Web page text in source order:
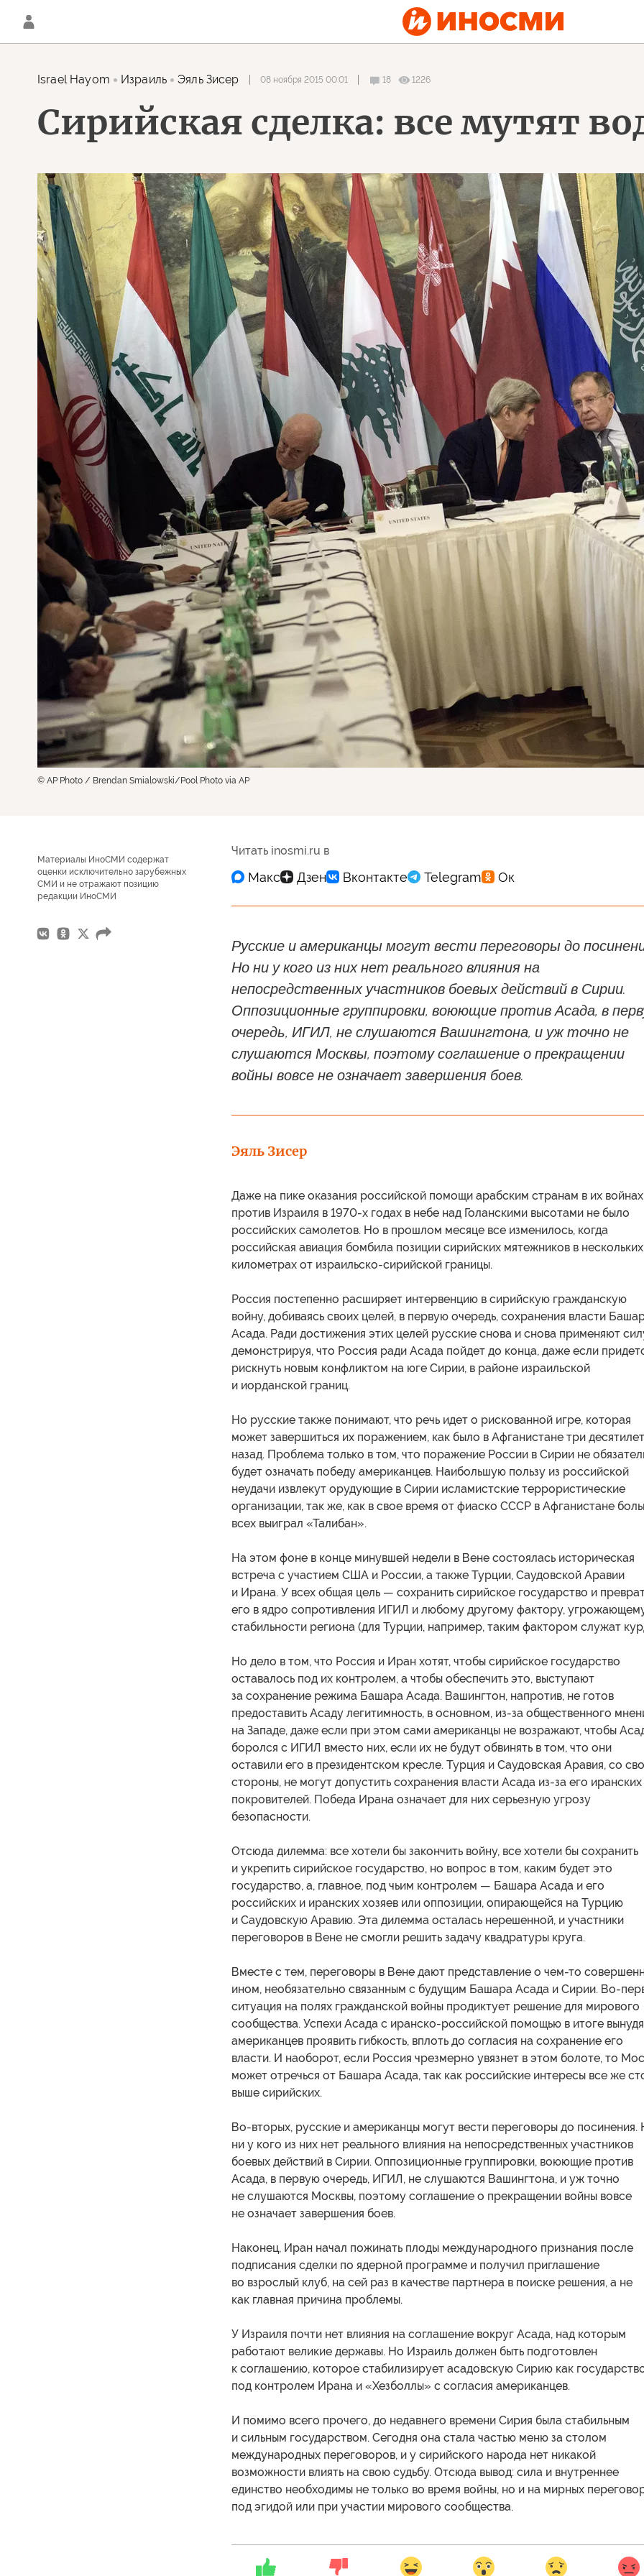
Israel Hayom Израиль Эяль Зисер 08 ноября 2015 00:01 18 1226
Сирийская сделка: все мутят
© AP Photo / Brendan Smialowski/Pool Photo via AP
Материалы ИноСМИ содержат
оценки исключительно зарубежных
СМИ и не отражают позицию
редакции ИноСМИ
Читать inosmi.ru в
Русские и американцы могут вести переговоры до
Но ни у кого из них нет реального влияния на
непосредственных участников боевых действий в Сирии.
Оппозиционные группировки, воюющие против Асада, в
очередь, ИГИЛ, не слушаются Вашингтона, и уж точно не
слушаются Москвы, поэтому соглашение о прекращении
войны вовсе не означает завершения боев.
Эяль Зисер
Даже на пике оказания российской помощи арабским странам в их войнах
против Израиля в 1970-х годах в небе над Голанскими высотами не было
российских самолетов. Но в прошлом месяце все изменилось, когда
российская авиация бомбила позиции сирийских мятежников в нескольких
километрах от израильско-сирийской границы.
Россия постепенно расширяет интервенцию в сирийскую гражданскую
войну, добиваясь своих целей, в первую очередь, сохранения власти
Асада. Ради достижения этих целей русские снова и снова применяют
демонстрируя, что Россия ради Асада пойдет до конца, даже если
рискнуть новым конфликтом на юге Сирии, в районе израильской
и иорданской границ.
Но русские также понимают, что речь идет о рискованной игре, которая
может завершиться их поражением, как было в Афганистане три
назад. Проблема только в том, что поражение России в Сирии не
будет означать победу американцев. Наибольшую пользу из российской
неудачи извлекут орудующие в Сирии исламистские террористические
организации, так же, как в свое время от фиаско СССР в Афганистане
всех выиграл «Талибан».
На этом фоне в конце минувшей недели в Вене состоялась историческая
встреча с участием США и России, а также Турции, Саудовской Аравии
и Ирана. У всех общая цель — сохранить сирийское государство и
его в ядро сопротивления ИГИЛ и любому другому фактору,
стабильности региона (для Турции, например, таким фактором служат
Но дело в том, что Россия и Иран хотят, чтобы сирийское государство
оставалось под их контролем, а чтобы обеспечить это, выступают
за сохранение режима Башара Асада. Вашингтон, напротив, не готов
предоставить Асаду легитимность, в основном, из-за общественного
на Западе, даже если при этом сами американцы не возражают, чтобы
боролся с ИГИЛ вместо них, если их не будут обвинять в том, что они
оставили его в президентском кресле. Турция и Саудовская Аравия, со
стороны, не могут допустить сохранения власти Асада из-за его иранских
покровителей. Победа Ирана означает для них серьезную угрозу
безопасности.
Отсюда дилемма: все хотели бы закончить войну, все хотели бы сохранить
и укрепить сирийское государство, но вопрос в том, каким будет это
государство, а, главное, под чьим контролем — Башара Асада и его
российских и иранских хозяев или оппозиции, опирающейся на Турцию
и Саудовскую Аравию. Эта дилемма осталась нерешенной, и участники
переговоров в Вене не смогли решить задачу квадратуры круга.
Вместе с тем, переговоры в Вене дают представление о чем-то
ином, необязательно связанным с будущим Башара Асада и Сирии. Во-
ситуация на полях гражданской войны продиктует решение для мирового
сообщества. Успехи Асада с иранско-российской помощью в итоге
американцев проявить гибкость, вплоть до согласия на сохранение его
власти. И наоборот, если Россия чрезмерно увязнет в этом болоте, то
может отречься от Башара Асада, так как российские интересы все же
выше сирийских.
Во-вторых, русские и американцы могут вести переговоры до посинения.
ни у кого из них нет реального влияния на непосредственных участников
боевых действий в Сирии. Оппозиционные группировки, воюющие против
Асада, в первую очередь, ИГИЛ, не слушаются Вашингтона, и уж точно
не слушаются Москвы, поэтому соглашение о прекращении войны вовсе
не означает завершения боев.
Наконец, Иран начал пожинать плоды международного признания после
подписания сделки по ядерной программе и получил приглашение
во взрослый клуб, на сей раз в качестве партнера в поиске решения, а не
как главная причина проблемы.
У Израиля почти нет влияния на соглашение вокруг Асада, над которым
работают великие державы. Но Израиль должен быть подготовлен
к соглашению, которое стабилизирует асадовскую Сирию как
под контролем Ирана и «Хезболлы» с согласия американцев.
И помимо всего прочего, до недавнего времени Сирия была стабильным
и сильным государством. Сегодня она стала частью меню за столом
международных переговоров, и у сирийского народа нет никакой
возможности влиять на свою судьбу. Отсюда вывод: сила и внутреннее
единство необходимы не только во время войны, но и на мирных
под эгидой или при участии мирового сообщества.